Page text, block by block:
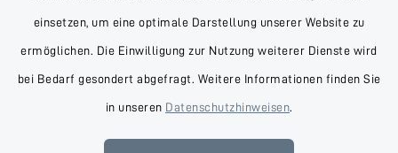
einsetzen, um eine optimale Darstellung unserer Website zu
ermöglichen. Die Einwilligung zur Nutzung weiterer Dienste wird
bei Bedarf gesondert abgefragt. Weitere Informationen finden Sie
in unseren Datenschutzhinweisen.
Sitemap